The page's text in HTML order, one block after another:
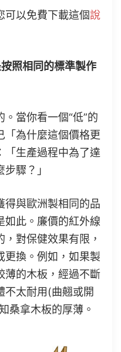
可以免費下載這個說
照相同的標準製作
當你看一個“低”的
「為什麼這個價格更
「生產過程中為了達
驟？」
得與歐洲製相同的品
如此。廉價的紅外線
對保健效果有限，
更換。例如，如果製
薄的木板，經過不斷
不太耐用(曲翹或開
桑拿木板的厚薄。